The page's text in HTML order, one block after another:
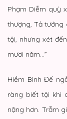
Phạm Diễm quỳ
thượng, Tả tướng
tội, nhưng xét
mươi năm…”
Hiềm Bình Đế
ràng biết tội khi
nặng hơn. Trẫm